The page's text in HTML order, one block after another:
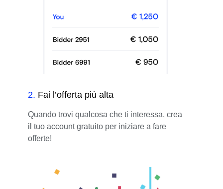
2. Fai l’offerta più alta
Quando trovi qualcosa che ti interessa, crea
il tuo account gratuito per iniziare a fare
offerte!